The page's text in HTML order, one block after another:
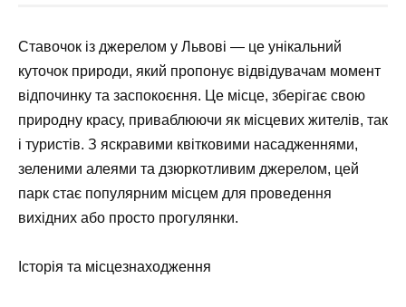
Ставочок із джерелом у Львові — це унікальний
куточок природи, який пропонує відвідувачам момент
відпочинку та заспокоєння. Це місце, зберігає свою
природну красу, приваблюючи як місцевих жителів, так
і туристів. З яскравими квітковими насадженнями,
зеленими алеями та дзюркотливим джерелом, цей
парк стає популярним місцем для проведення
вихідних або просто прогулянки.
Історія та місцезнаходження